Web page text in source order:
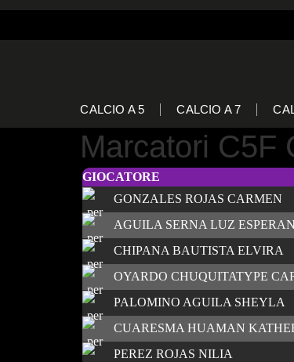
CALCIO A 5 CALCIO A 7
Marcatori C5F
GIOCATORE
GONZALES ROJAS CARMEN
AGUILA SERNA LUZ
CHIPANA BAUTISTA ELVIRA
OYARDO CHUQUITATYPE
PALOMINO AGUILA SHEYLA
CUARESMA HUAMAN
PEREZ ROJAS NILIA